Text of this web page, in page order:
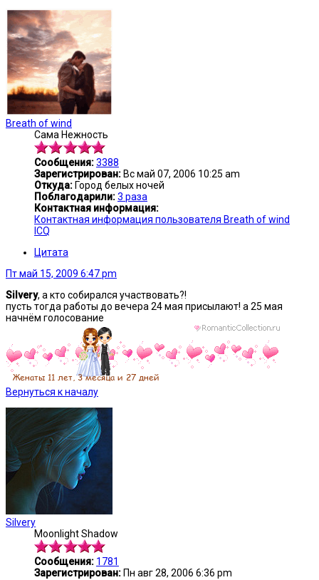
Breath of wind
Сама Нежность
Сообщения:3388
Зарегистрирован: Вс май 07, 2006 10:25 am
Откуда: Город белых ночей
Поблагодарили:3 раза
Контактная информация:
Контактная информация пользователя Breath of wind
ICQ
Цитата
Пт май 15, 2009 6:47 pm
Silvery, а кто собирался участвовать?!
пусть тогда работы до вечера 24 мая присылают! а 25 мая
начнём голосование
Вернуться к началу
Silvery
Moonlight Shadow
Сообщения: 1781
Зарегистрирован: Пн авг 28, 2006 6:36 pm